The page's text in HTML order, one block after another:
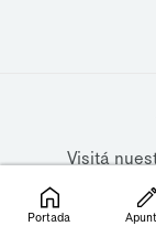
Visitá
Portada